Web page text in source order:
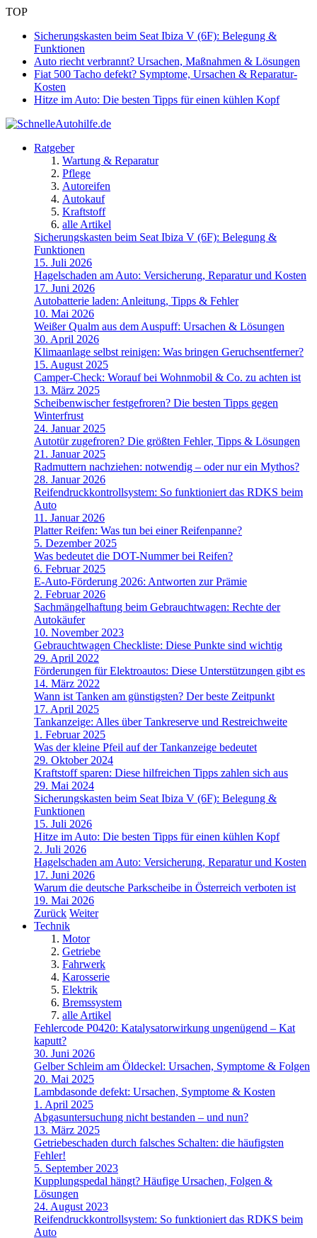
TOP
Sicherungskasten beim Seat Ibiza V (6F): Belegung &
Funktionen
Auto riecht verbrannt? Ursachen, Maßnahmen & Lösungen
Fiat 500 Tacho defekt? Symptome, Ursachen & Reparatur-
Kosten
Hitze im Auto: Die besten Tipps für einen kühlen Kopf
Ratgeber
Wartung & Reparatur
Pflege
Autoreifen
Autokauf
Kraftstoff
alle Artikel
Sicherungskasten beim Seat Ibiza V (6F): Belegung &
Funktionen
15. Juli 2026
Hagelschaden am Auto: Versicherung, Reparatur und Kosten
17. Juni 2026
Autobatterie laden: Anleitung, Tipps & Fehler
10. Mai 2026
Weißer Qualm aus dem Auspuff: Ursachen & Lösungen
30. April 2026
Klimaanlage selbst reinigen: Was bringen Geruchsentferner?
15. August 2025
Camper-Check: Worauf bei Wohnmobil & Co. zu achten ist
13. März 2025
Scheibenwischer festgefroren? Die besten Tipps gegen
Winterfrust
24. Januar 2025
Autotür zugefroren? Die größten Fehler, Tipps & Lösungen
21. Januar 2025
Radmuttern nachziehen: notwendig – oder nur ein Mythos?
28. Januar 2026
Reifendruckkontrollsystem: So funktioniert das RDKS beim
Auto
11. Januar 2026
Platter Reifen: Was tun bei einer Reifenpanne?
5. Dezember 2025
Was bedeutet die DOT-Nummer bei Reifen?
6. Februar 2025
E-Auto-Förderung 2026: Antworten zur Prämie
2. Februar 2026
Sachmängelhaftung beim Gebrauchtwagen: Rechte der
Autokäufer
10. November 2023
Gebrauchtwagen Checkliste: Diese Punkte sind wichtig
29. April 2022
Förderungen für Elektroautos: Diese Unterstützungen gibt es
14. März 2022
Wann ist Tanken am günstigsten? Der beste Zeitpunkt
17. April 2025
Tankanzeige: Alles über Tankreserve und Restreichweite
1. Februar 2025
Was der kleine Pfeil auf der Tankanzeige bedeutet
29. Oktober 2024
Kraftstoff sparen: Diese hilfreichen Tipps zahlen sich aus
29. Mai 2024
Sicherungskasten beim Seat Ibiza V (6F): Belegung &
Funktionen
15. Juli 2026
Hitze im Auto: Die besten Tipps für einen kühlen Kopf
2. Juli 2026
Hagelschaden am Auto: Versicherung, Reparatur und Kosten
17. Juni 2026
Warum die deutsche Parkscheibe in Österreich verboten ist
19. Mai 2026
Zurück Weiter
Technik
Motor
Getriebe
Fahrwerk
Karosserie
Elektrik
Bremssystem
alle Artikel
Fehlercode P0420: Katalysatorwirkung ungenügend – Kat
kaputt?
30. Juni 2026
Gelber Schleim am Öldeckel: Ursachen, Symptome & Folgen
20. Mai 2025
Lambdasonde defekt: Ursachen, Symptome & Kosten
1. April 2025
Abgasuntersuchung nicht bestanden – und nun?
13. März 2025
Getriebeschaden durch falsches Schalten: die häufigsten
Fehler!
5. September 2023
Kupplungspedal hängt? Häufige Ursachen, Folgen &
Lösungen
24. August 2023
Reifendruckkontrollsystem: So funktioniert das RDKS beim
Auto